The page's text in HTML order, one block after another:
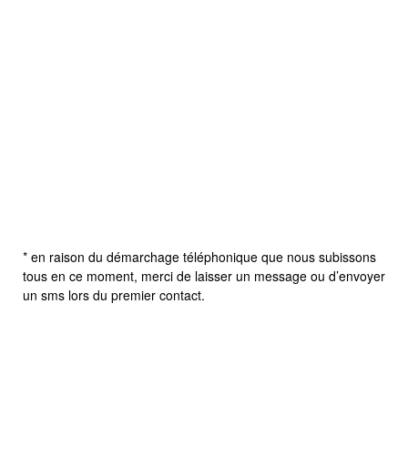
* en raison du démarchage téléphonique que nous subissons
tous en ce moment, merci de laisser un message ou d’envoyer
un sms lors du premier contact.